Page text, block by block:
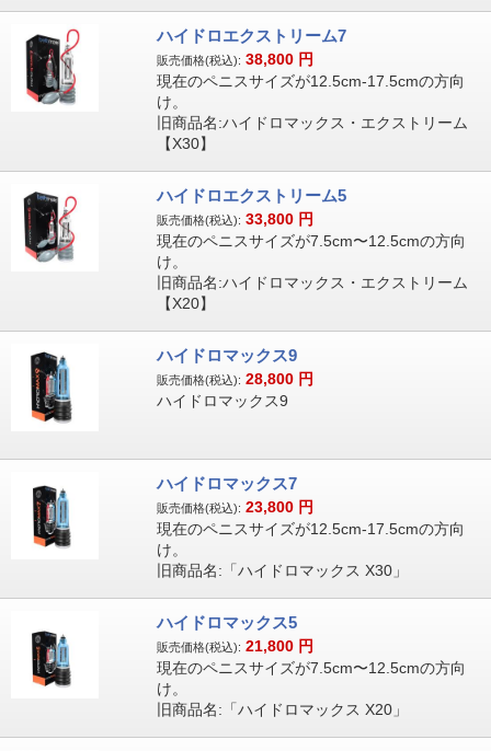
ハイドロエクストリーム7
販売価格(税込): 38,800 円
現在のペニスサイズが12.5cm-17.5cmの方向
け。
旧商品名:ハイドロマックス・エクストリーム
【X30】
ハイドロエクストリーム5
販売価格(税込): 33,800 円
現在のペニスサイズが7.5cm〜12.5cmの方向
け。
旧商品名:ハイドロマックス・エクストリーム
【X20】
ハイドロマックス9
販売価格(税込): 28,800 円
ハイドロマックス9
ハイドロマックス7
販売価格(税込): 23,800 円
現在のペニスサイズが12.5cm-17.5cmの方向
け。
旧商品名:「ハイドロマックス X30」
ハイドロマックス5
販売価格(税込): 21,800 円
現在のペニスサイズが7.5cm〜12.5cmの方向
け。
旧商品名:「ハイドロマックス X20」